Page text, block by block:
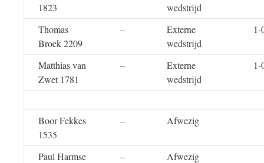
1823
wedstrijd
Thomas
Broek 2209
–
Externe
wedstrijd
1-
Matthias van
Zwet 1781
–
Externe
wedstrijd
1-
Boor Fekkes
1535
– Afwezig
Paul Harmse
– Afwezig